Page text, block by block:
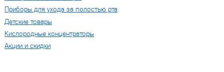
Приборы для ухода за полостью рта
Детские товары
Кислородные концентраторы
Акции и скидки